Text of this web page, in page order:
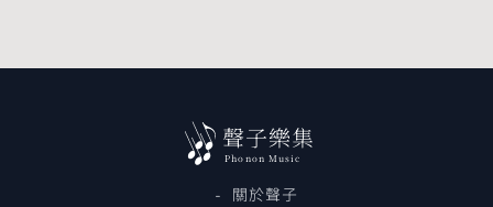
聲子樂集
Phonon Music
關於聲子